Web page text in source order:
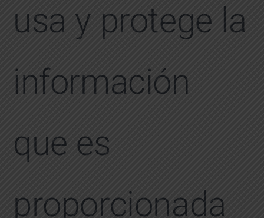
usa y protege la
información
que es
proporcionada